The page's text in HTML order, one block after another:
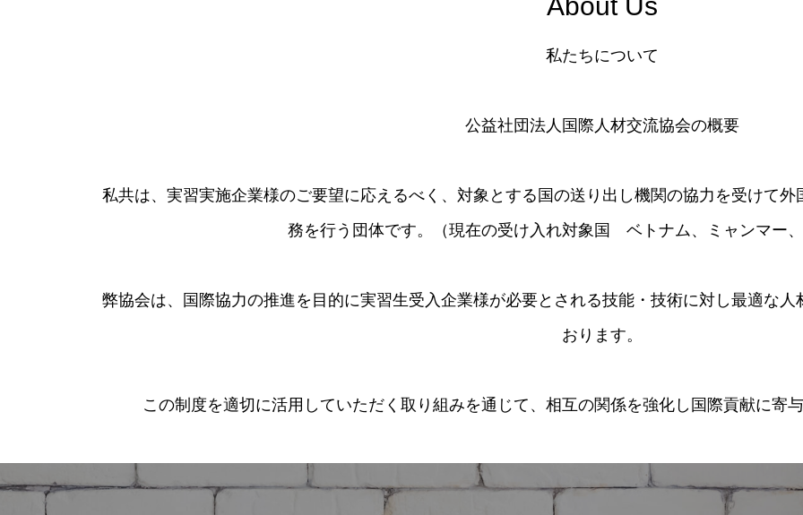
私たちについて
公益社団法人国際人材交流協会の概要
私共は、実習実施企業様のご要望に応えるべく、対象とする国の送り出し機関の協力を受けて
務を行う団体です。（現在の受け入れ対象国 ベトナム、ミャンマー
弊協会は、国際協力の推進を目的に実習生受入企業様が必要とされる技能・技術に対し最適な
おります。
この制度を適切に活用していただく取り組みを通じて、相互の関係を強化し国際貢献に寄